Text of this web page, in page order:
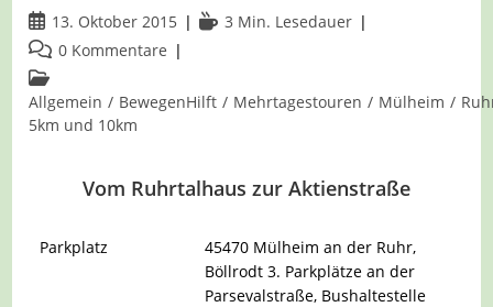
Beitrag
veröffentlicht:
13. Oktober 2015 Lesedauer:
3 Min. Lesedauer
Beitrags-
Kommentare:
0 Kommentare
Beitrags-
Kategorie:
Allgemein / BewegenHilft / Mehrtagestouren / Mülheim /
5km und 10km
Vom Ruhrtalhaus zur Aktienstraße
Parkplatz
45470 Mülheim an der Ruhr,
Böllrodt 3. Parkplätze an der
Parsevalstraße, Bushaltestelle